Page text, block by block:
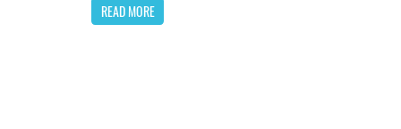
READ MORE